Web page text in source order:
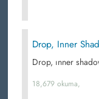
Drop, Inner
Drop, ınner
18,679 okuma,